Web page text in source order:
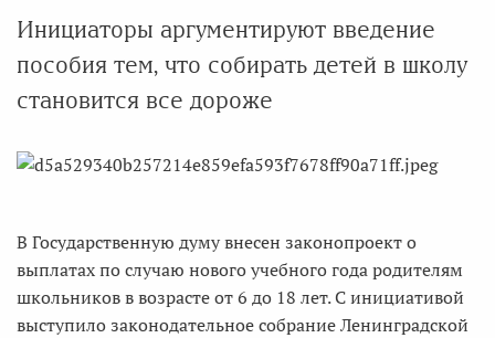
Инициаторы аргументируют введение
пособия тем, что собирать детей в школу
становится все дороже
В Государственную думу внесен законопроект о
выплатах по случаю нового учебного года родителям
школьников в возрасте от 6 до 18 лет. С инициативой
выступило законодательное собрание Ленинградской